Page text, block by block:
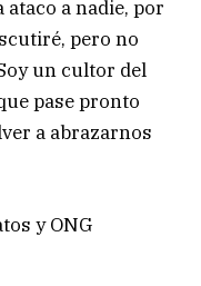
ataco a nadie, por
pero no
un cultor del
pase pronto
a abrazarnos
y ONG